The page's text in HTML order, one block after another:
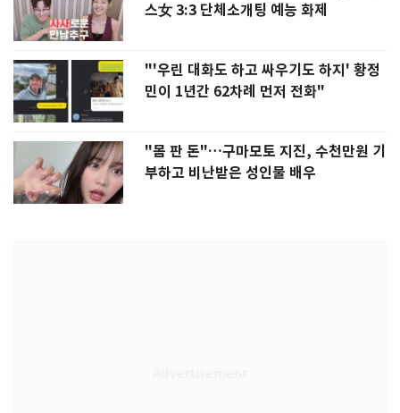
스女 3:3 단체소개팅 예능 화제
"'우린 대화도 하고 싸우기도 하지' 황정
민이 1년간 62차례 먼저 전화"
"몸 판 돈"…구마모토 지진, 수천만원 기
부하고 비난받은 성인물 배우